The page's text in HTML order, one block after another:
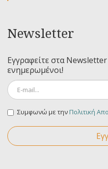
Newsletter
Εγγραφείτε στα Newsletter
ενημερωμένοι!
Συμφωνώ με τηνΠολιτική